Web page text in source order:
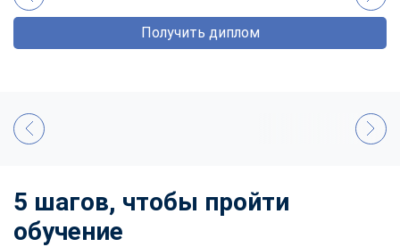
Получить диплом
5 шагов, чтобы пройти
обучение